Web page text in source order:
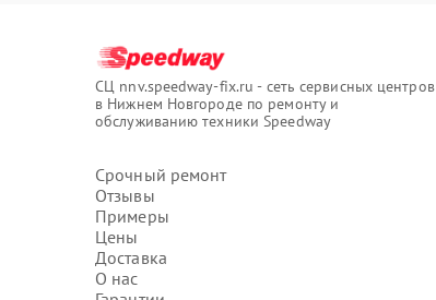
СЦ nnv.speedway-fix.ru - сеть сервисных центров
в Нижнем Новгороде по ремонту и
обслуживанию техники Speedway
Срочный ремонт
Отзывы
Примеры
Цены
Доставка
О нас